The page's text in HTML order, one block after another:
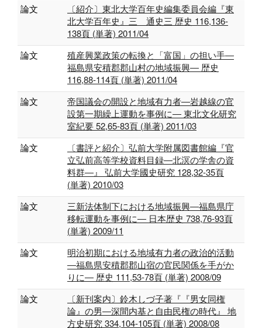
論文
〔紹介〕東北大学百年史編集委員会編『東
北大学百年史』三 通史三 歴史 116,136-
138頁 (単著) 2011/04
論文
殖産興業政策の転換と「富国」の担い手―
福島県安積郡郡山村の地域振興― 歴史
116,88-114頁 (単著) 2011/04
論文
帝国議会の開設と地域有力者―岩越線の官
設第一期繰上運動を事例に― 東北文化研究
室紀要 52,65-83頁 (単著) 2011/03
論文
〔書評と紹介〕弘前大学附属図書館編『官
立弘前高等学校資料目録―北溟の学舎の資
料群―』 弘前大学國史研究 128,32-35頁
(単著) 2010/03
論文
三新法体制下における地域振興―福島県庁
移転運動を事例に― 日本歴史 738,76-93頁
(単著) 2009/11
論文
明治初期における地域有力者の政治的活動
―福島県安積郡郡山宿の官民関係を手がか
りに― 歴史 111,53-78頁 (単著) 2008/09
論文
〔新刊案内〕鈴木しづ子著『『男女同権
論』の男―深間内基と自由民権の時代』 地
方史研究 334,104-105頁 (単著) 2008/08